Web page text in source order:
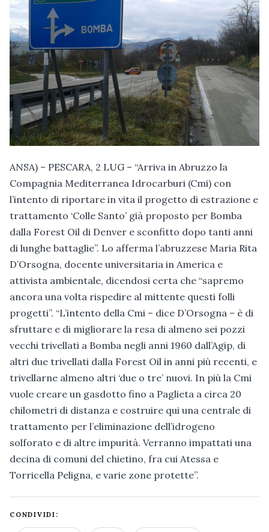
ANSA) – PESCARA, 2 LUG – “Arriva in Abruzzo la
Compagnia Mediterranea Idrocarburi (Cmi) con
l’intento di riportare in vita il progetto di estrazione e
trattamento ‘Colle Santo’ già proposto per Bomba
dalla Forest Oil di Denver e sconfitto dopo tanti anni
di lunghe battaglie”. Lo afferma l’abruzzese Maria Rita
D’Orsogna, docente universitaria in America e
attivista ambientale, dicendosi certa che “sapremo
ancora una volta rispedire al mittente questi folli
progetti”. “L’intento della Cmi – dice D’Orsogna – è di
sfruttare e di migliorare la resa di almeno sei pozzi
vecchi trivellati a Bomba negli anni 1960 dall’Agip, di
altri due trivellati dalla Forest Oil in anni più recenti, e
trivellarne almeno altri ‘due o tre’ nuovi. In più la Cmi
vuole creare un gasdotto fino a Paglieta a circa 20
chilometri di distanza e costruire qui una centrale di
trattamento per l’eliminazione dell’idrogeno
solforato e di altre impurità. Verranno impattati una
decina di comuni del chietino, fra cui Atessa e
Torricella Peligna, e varie zone protette”.
CONDIVIDI: